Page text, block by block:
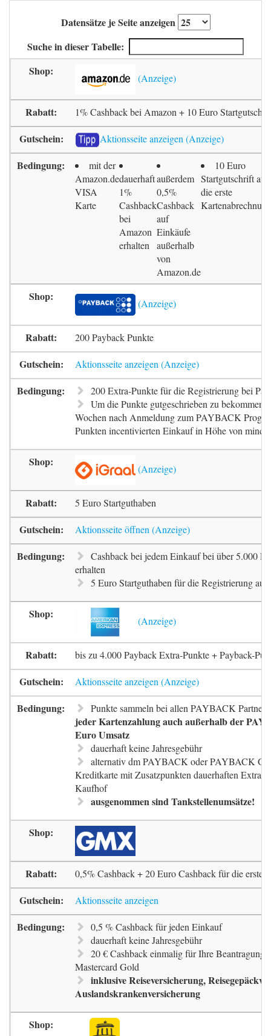
Datensätze je Seite anzeigen
Suche in dieser Tabelle:
1% Cashback bei Amazon + 10 Euro
Aktionsseite anzeigen
mit der
Amazon.de
VISA
Karte
dauerhaft
1%
Cashback
bei
Amazon
erhalten
außerdem
0,5%
Cashback
auf
Einkäufe
außerhalb
von
Amazon.de
10 Euro
Startgutschrift auf
die erste
Kartenabrechnung
200 Payback Punkte
Aktionsseite anzeigen
200 Extra-Punkte für die Registrierung bei
Um die Punkte gutgeschrieben zu bekommen,
Wochen nach Anmeldung zum PAYBACK
Punkten incentivierten Einkauf in Höhe von
5 Euro Startguthaben
Aktionsseite öffnen
Cashback bei jedem Einkauf bei über 5.000
erhalten
5 Euro Startguthaben für die Registrierung
bis zu 4.000 Payback Extra-Punkte + Payback-
Aktionsseite anzeigen
Punkte sammeln bei allen PAYBACK
jeder Kartenzahlung auch außerhalb der
Euro Umsatz
dauerhaft keine Jahresgebühr
alternativ dm PAYBACK oder PAYBACK
Kreditkarte mit Zusatzpunkten dauerhaften Extra-
Kaufhof
ausgenommen sind Tankstellenumsätze!
0,5% Cashback + 20 Euro Cashback für die erste
Aktionsseite anzeigen
0,5 % Cashback für jeden Einkauf
dauerhaft keine Jahresgebühr
20 € Cashback einmalig für Ihre Beantragung
Mastercard Gold
inklusive Reiseversicherung,
Auslandskrankenversicherung